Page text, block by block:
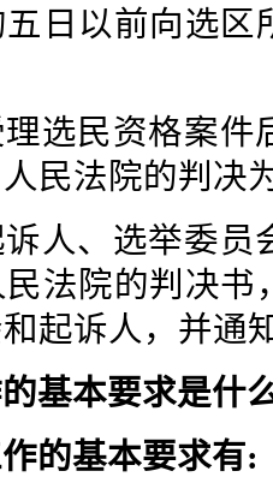
日以前向选区
选民资格案件
民法院的判决
人、选举委员
法院的判决书
起诉人，并通
基本要求是什
的基本要求有: